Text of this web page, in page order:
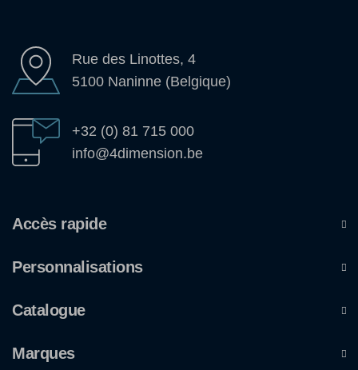
Rue des Linottes, 4
5100 Naninne (Belgique)
+32 (0) 81 715 000
info@4dimension.be
Accès rapide
Personnalisations
Catalogue
Marques